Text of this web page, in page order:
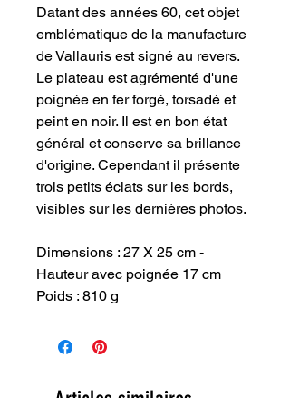
Datant des années 60, cet objet
emblématique de la manufacture
de Vallauris est signé au revers.
Le plateau est agrémenté d'une
poignée en fer forgé, torsadé et
peint en noir. Il est en bon état
général et conserve sa brillance
d'origine. Cependant il présente
trois petits éclats sur les bords,
visibles sur les dernières photos.
Dimensions : 27 X 25 cm -
Hauteur avec poignée 17 cm
Poids : 810 g